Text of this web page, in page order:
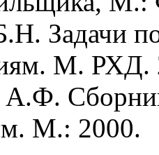
Задачи
М. РХД.
М.: 2000.